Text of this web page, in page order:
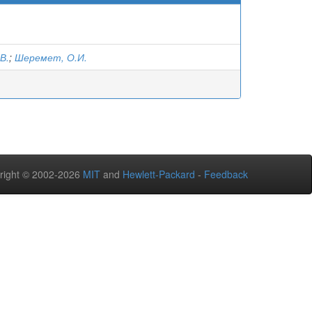
; Шеремет, О.И.
© 2002-2026 MIT and Hewlett-Packard - Feedback